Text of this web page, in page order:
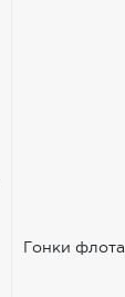
Гонки флота